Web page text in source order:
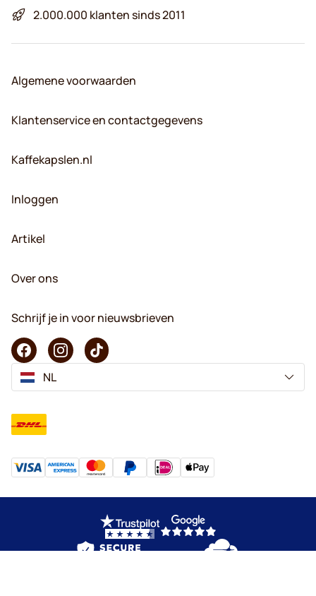
2.000.000 klanten sinds 2011
Algemene voorwaarden
Klantenservice en contactgegevens
Kaffekapslen.nl
Inloggen
Artikel
Over ons
Schrijf je in voor nieuwsbrieven
NL